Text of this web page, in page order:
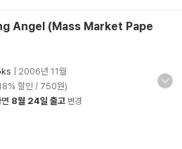
Angel (Mass Market Pape
2006년 11월
할인 / 750원)
8월 24일 출고 변경